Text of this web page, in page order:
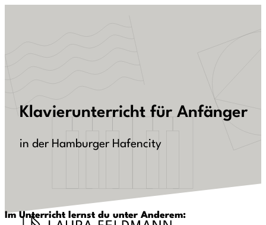
Klavierunterricht für Anfänger
in der Hamburger Hafencity
Im Unterricht lernst du unter Anderem: